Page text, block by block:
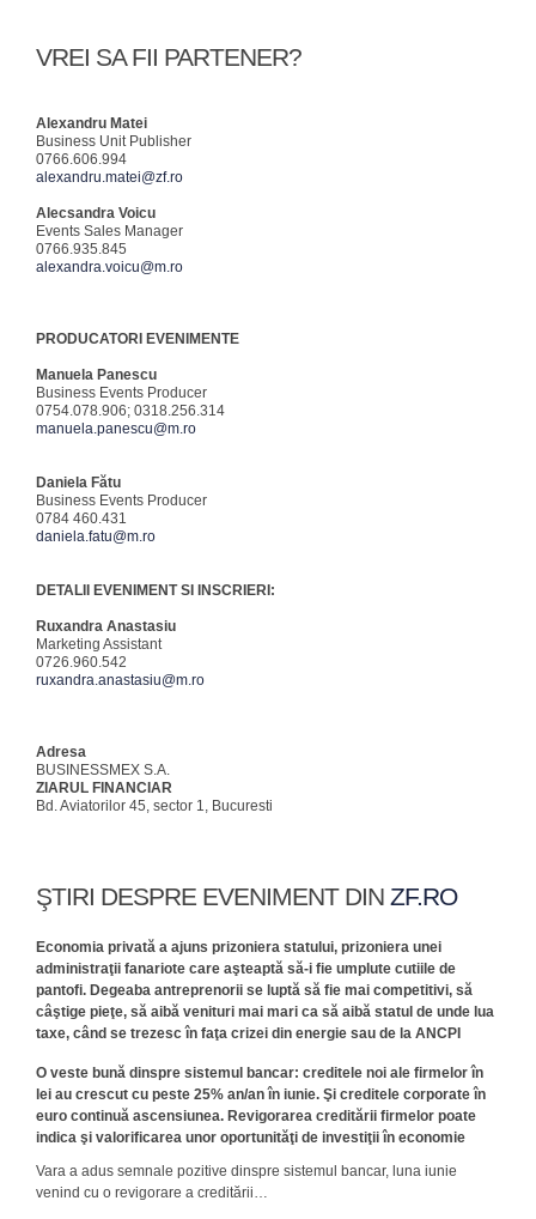
VREI SA FII PARTENER?
Alexandru Matei
Business Unit Publisher
0766.606.994
alexandru.matei@zf.ro
Alecsandra Voicu
Events Sales Manager
0766.935.845
alexandra.voicu@m.ro
PRODUCATORI EVENIMENTE
Manuela Panescu
Business Events Producer
0754.078.906; 0318.256.314
manuela.panescu@m.ro
Daniela Fătu
Business Events Producer
0784 460.431
daniela.fatu@m.ro
DETALII EVENIMENT SI INSCRIERI:
Ruxandra Anastasiu
Marketing Assistant
0726.960.542
ruxandra.anastasiu@m.ro
Adresa
BUSINESSMEX S.A.
ZIARUL FINANCIAR
Bd. Aviatorilor 45, sector 1, Bucuresti
ŞTIRI DESPRE EVENIMENT DIN ZF.RO
Economia privată a ajuns prizoniera statului, prizoniera unei
administraţii fanariote care aşteaptă să-i fie umplute cutiile de
pantofi. Degeaba antreprenorii se luptă să fie mai competitivi, să
câştige pieţe, să aibă venituri mai mari ca să aibă statul de unde lua
taxe, când se trezesc în faţa crizei din energie sau de la ANCPI
O veste bună dinspre sistemul bancar: creditele noi ale firmelor în
lei au crescut cu peste 25% an/an în iunie. Şi creditele corporate în
euro continuă ascensiunea. Revigorarea creditării firmelor poate
indica şi valorificarea unor oportunităţi de investiţii în economie
Vara a adus semnale pozitive dinspre sistemul bancar, luna iunie
venind cu o revigorare a creditării…